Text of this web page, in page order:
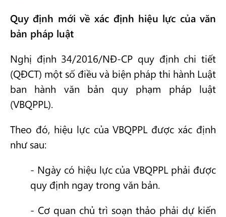
Quy định mới về xác định hiệu lực của văn
bản pháp luật
Nghị định 34/2016/NĐ-CP quy định chi tiết
(QĐCT) một số điều và biện pháp thi hành Luật
ban hành văn bản quy phạm pháp luật
(VBQPPL).
Theo đó, hiệu lực của VBQPPL được xác định
như sau:
- Ngày có hiệu lực của VBQPPL phải được
quy định ngay trong văn bản.
- Cơ quan chủ trì soạn thảo phải dự kiến